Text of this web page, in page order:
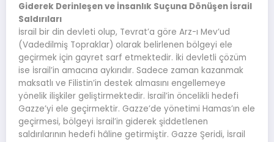
Giderek Derinleşen ve İnsanlık Suçuna Dönüşen İsrail
Saldırıları
İsrail bir din devleti olup, Tevrat’a göre Arz-ı Mev’ud
(Vadedilmiş Topraklar) olarak belirlenen bölgeyi ele
geçirmek için gayret sarf etmektedir. İki devletli çözüm
ise İsrail’in amacına aykırıdır. Sadece zaman kazanmak
maksatlı ve Filistin’in destek almasını engellemeye
yönelik ilişkiler geliştirmektedir. İsrail’in öncelikli hedefi
Gazze’yi ele geçirmektir. Gazze’de yönetimi Hamas’ın ele
geçirmesi, bölgeyi İsrail’in giderek şiddetlenen
saldırılarının hedefi hâline getirmiştir. Gazze Şeridi, İsrail